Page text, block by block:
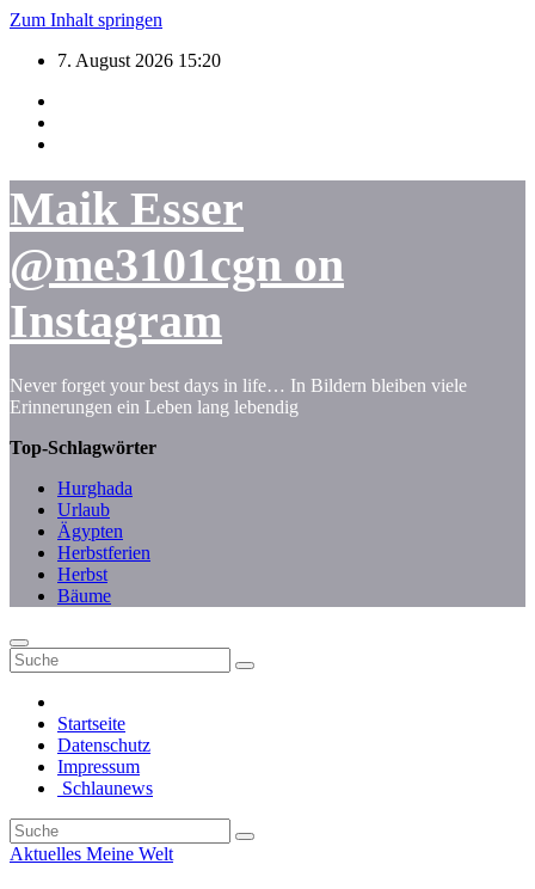
Zum Inhalt springen
7. August 2026 15:20
Maik Esser
@me3101cgn on
Instagram
Never forget your best days in life… In Bildern bleiben viele
Erinnerungen ein Leben lang lebendig
Top-Schlagwörter
Hurghada
Urlaub
Ägypten
Herbstferien
Herbst
Bäume
Startseite
Datenschutz
Impressum
Schlaunews
Aktuelles Meine Welt